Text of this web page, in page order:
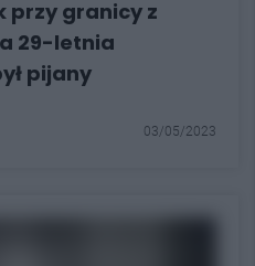
przy granicy z
29-letnia
pijany
03/05/2023